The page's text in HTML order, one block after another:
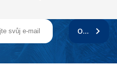
ODEBÍRAT